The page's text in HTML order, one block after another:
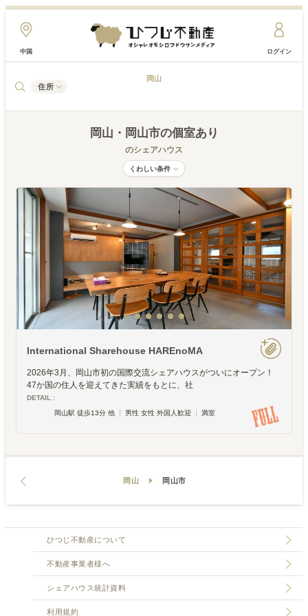
中国 ログイン
住所
岡山
岡山 ・岡山市の個室あり
のシェアハウス
くわしい条件
International Sharehouse HAREnoMA
2026年3月、岡山市初の国際交流シェアハウスがついにオープン！
47か国の住人を迎えてきた実績をもとに、社
DETAIL :
岡山駅 徒歩13分 他
男性 女性 外国人歓迎 満室
岡山 岡山市
ひつじ不動産について
不動産事業者様へ
シェアハウス統計資料
利用規約